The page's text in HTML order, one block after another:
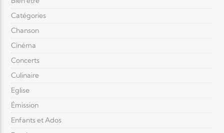
Catégories
Chanson
Cinéma
Concerts
Culinaire
Eglise
Émission
Enfants et Ados